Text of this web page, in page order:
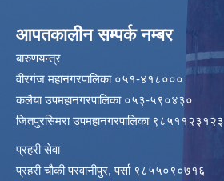
आपतकालीन सम्पर्क नम्बर
बारुणयन्त्र
वीरगंज महानगरपालिका ०५१-४१८०००
कलैया उपमहानगरपालिका ०५३-५९०४३०
जितपुरसिमरा उपमहानगरपालिका ९८५११२३१२३
प्रहरी सेवा
प्रहरी चौकी परवानीपुर, पर्सा ९८५५०९०७१६